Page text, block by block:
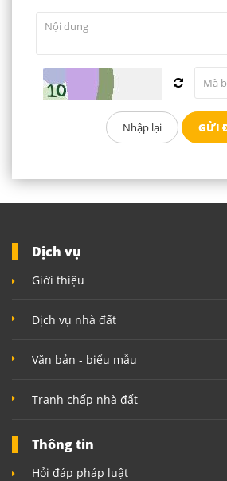
Dịch vụ
Giới thiệu
Dịch vụ nhà đất
Văn bản - biểu mẫu
Tranh chấp nhà đất
Thông tin
Hỏi đáp pháp luật